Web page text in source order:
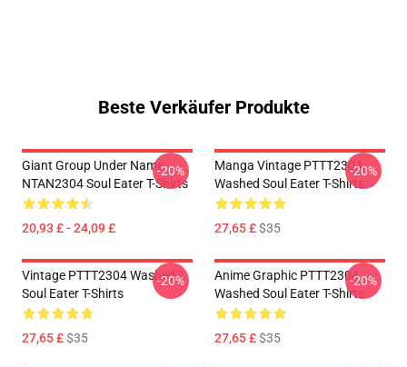
Beste Verkäufer Produkte
Giant Group Under Name
NTAN2304 Soul Eater T-Shirts
20,93 £ - 24,09 £
-20%
Manga Vintage PTTT2304
Washed Soul Eater T-Shirts
27,65 £$35
-20%
Vintage PTTT2304 Washed
Soul Eater T-Shirts
27,65 £$35
-20%
Anime Graphic PTTT2304
Washed Soul Eater T-Shirts
27,65 £$35
-20%